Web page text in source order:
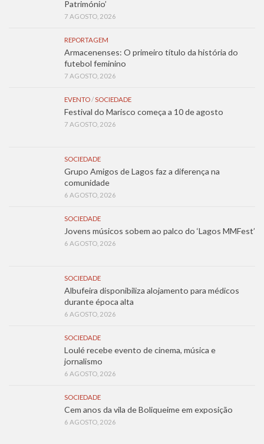
Património’
7 AGOSTO, 2026
REPORTAGEM
Armacenenses: O primeiro título da história do
futebol feminino
7 AGOSTO, 2026
EVENTO/SOCIEDADE
Festival do Marisco começa a 10 de agosto
7 AGOSTO, 2026
SOCIEDADE
Grupo Amigos de Lagos faz a diferença na
comunidade
6 AGOSTO, 2026
SOCIEDADE
Jovens músicos sobem ao palco do ‘Lagos MMFest’
6 AGOSTO, 2026
SOCIEDADE
Albufeira disponibiliza alojamento para médicos
durante época alta
6 AGOSTO, 2026
SOCIEDADE
Loulé recebe evento de cinema, música e
jornalismo
6 AGOSTO, 2026
SOCIEDADE
Cem anos da vila de Boliqueime em exposição
6 AGOSTO, 2026